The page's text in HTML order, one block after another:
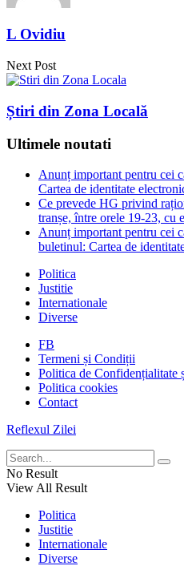
L Ovidiu
Next Post
Știri din Zona Locală
Ultimele noutati
Anunț important pentru cei
Cartea de identitate
Ce prevede HG privind
tranșe, între orele 19-23, cu
Anunț important pentru cei
buletinul: Cartea de
Politica
Justitie
Internationale
Diverse
FB
Termeni și Condiții
Politica de Confidențialitate
Politica cookies
Contact
Reflexul Zilei
No Result
View All Result
Politica
Justitie
Internationale
Diverse